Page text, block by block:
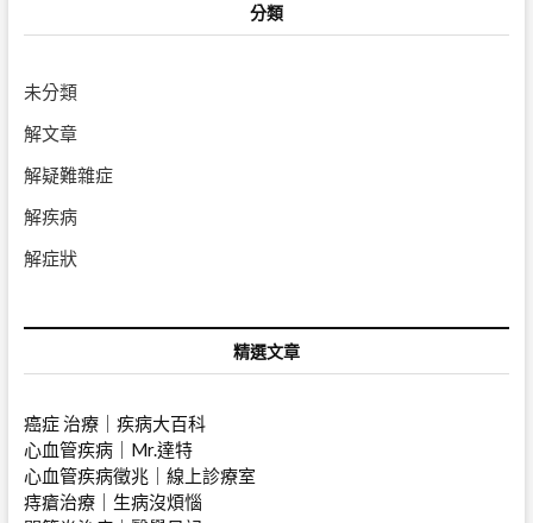
分類
未分類
解文章
解疑難雜症
解疾病
解症狀
精選文章
癌症 治療｜疾病大百科
心血管疾病｜Mr.達特
心血管疾病徵兆｜ 線上診療室
痔瘡治療｜生病沒煩惱